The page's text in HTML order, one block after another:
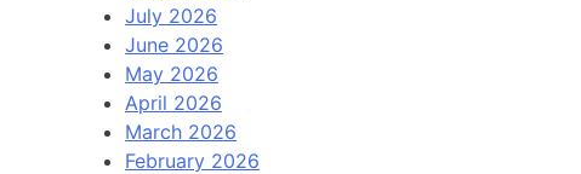
July 2026
June 2026
May 2026
April 2026
March 2026
February 2026